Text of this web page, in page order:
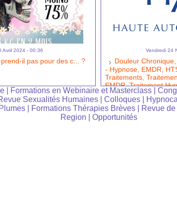
Avril 2024 - 00:36
il pas pour des c... ?
Vendredi 24
Douleur
- Hypnose, EMDR,
Traitements,
EMDR, Traitement
Formations en Webinaire et Masterclass
Sexualités Humaines Colloques
Formations Thérapies Brèves Revue
Region
Opportunités